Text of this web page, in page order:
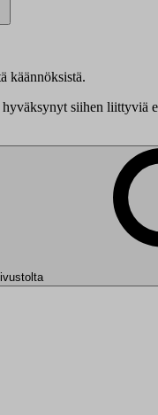
käännöksistä.
siihen liittyviä